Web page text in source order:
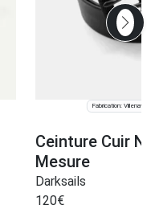
Fabrication: Villenave-
Ceinture Cuir
Mesure
Darksails
120€